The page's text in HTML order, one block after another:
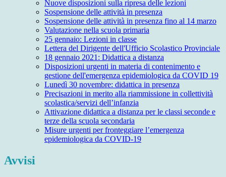
Nuove disposizioni sulla ripresa delle lezioni
Sospensione delle attività in presenza
Sospensione delle attività in presenza fino al 14 marzo
Valutazione nella scuola primaria
25 gennaio: Lezioni in classe
Lettera del Dirigente dell'Ufficio Scolastico Provinciale
18 gennaio 2021: Didattica a distanza
Disposizioni urgenti in materia di contenimento e
gestione dell'emergenza epidemiologica da COVID 19
Lunedì 30 novembre: didattica in presenza
Precisazioni in merito alla riammissione in collettività
scolastica/servizi dell’infanzia
Attivazione didattica a distanza per le classi seconde e
terze della scuola secondaria
Misure urgenti per fronteggiare l’emergenza
epidemiologica da COVID-19
Avvisi